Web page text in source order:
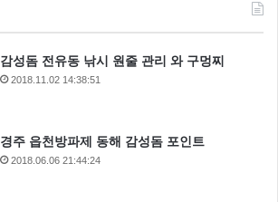
감성돔 전유동 낚시 원줄 관리 와 구멍찌
2018.11.02 14:38:51
경주 읍천방파제 동해 감성돔 포인트
2018.06.06 21:44:24